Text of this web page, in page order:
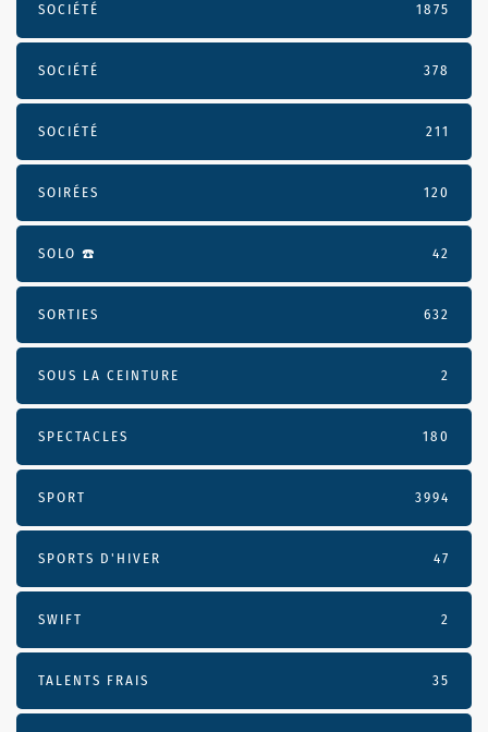
SOCIÉTÉ 1875
SOCIÉTÉ 378
SOCIÉTÉ 211
SOIRÉES 120
SOLO ☎️ 42
SORTIES 632
SOUS LA CEINTURE 2
SPECTACLES 180
SPORT 3994
SPORTS D'HIVER 47
SWIFT 2
TALENTS FRAIS 35